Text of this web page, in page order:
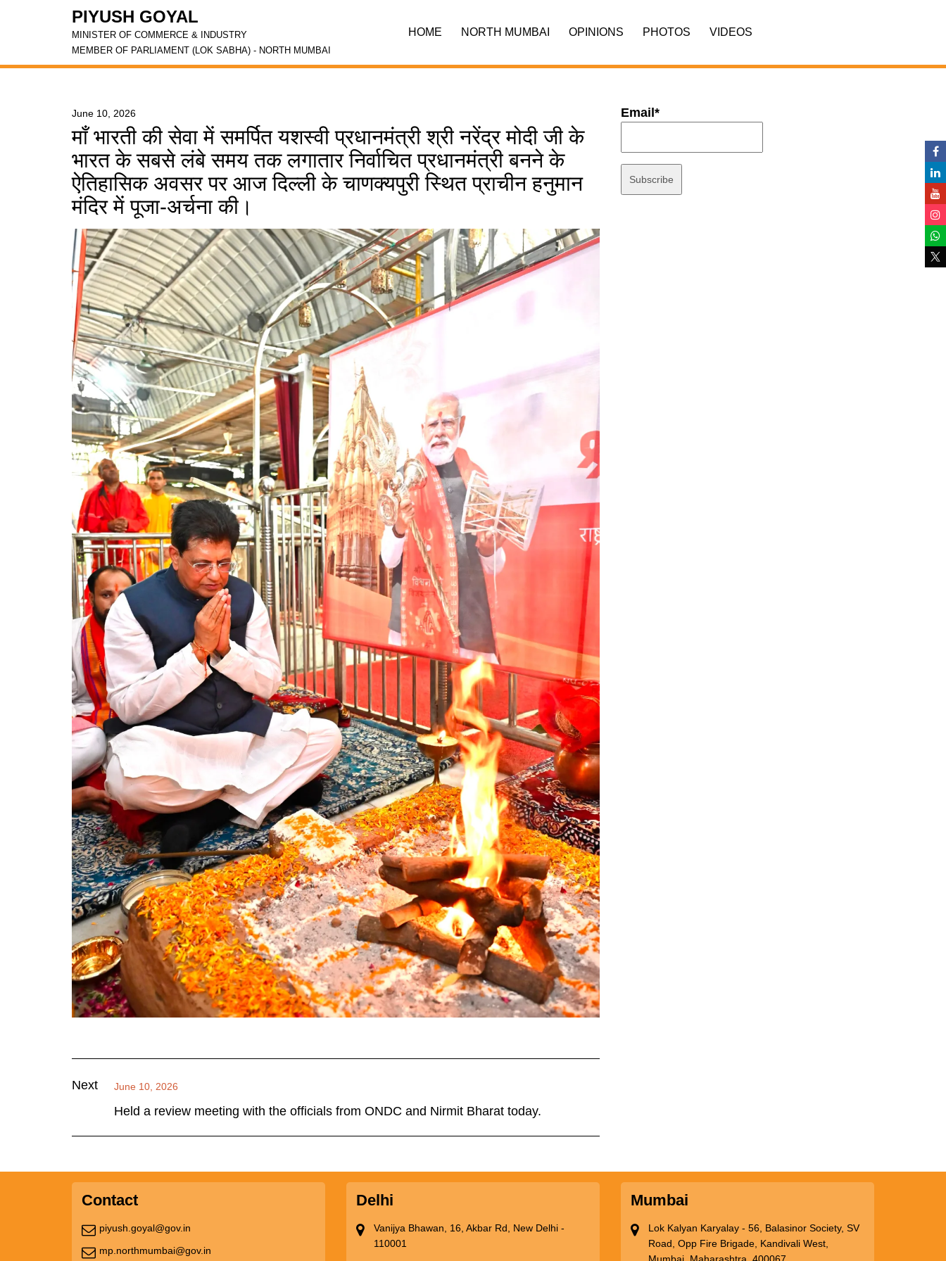
PIYUSH GOYAL
MINISTER OF COMMERCE & INDUSTRY
MEMBER OF PARLIAMENT (LOK SABHA) - NORTH MUMBAI
HOME NORTH MUMBAI OPINIONS PHOTOS VIDEOS
June 10, 2026
माँ भारती की सेवा में समर्पित यशस्वी प्रधानमंत्री श्री नरेंद्र मोदी जी के
भारत के सबसे लंबे समय तक लगातार निर्वाचित प्रधानमंत्री बनने के
ऐतिहासिक अवसर पर आज दिल्ली के चाणक्यपुरी स्थित प्राचीन हनुमान
मंदिर में पूजा-अर्चना की।
Next June 10, 2026
Held a review meeting with the officials from ONDC and Nirmit Bharat today.
Email*
Contact
piyush.goyal@gov.in
mp.northmumbai@gov.in
Delhi
Vanijya Bhawan, 16, Akbar Rd, New Delhi -
110001
Mumbai
Lok Kalyan Karyalay - 56, Balasinor Society, SV
Road, Opp Fire Brigade, Kandivali West,
Mumbai, Maharashtra, 400067